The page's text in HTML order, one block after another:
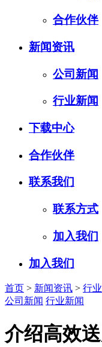
合作伙伴
新闻资讯
公司新闻
行业新闻
下载中心
合作伙伴
联系我们
联系方式
加入我们
加入我们
首页 > 新闻资讯 > 行
公司新闻 行业新闻
介绍高效